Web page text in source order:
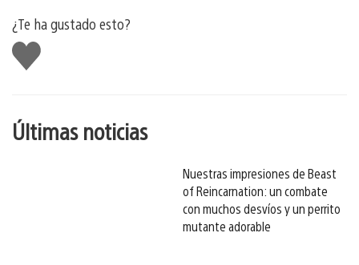
¿Te ha gustado esto?
Me
gusta
Últimas noticias
Nuestras impresiones de Beast
of Reincarnation: un combate
con muchos desvíos y un perrito
mutante adorable